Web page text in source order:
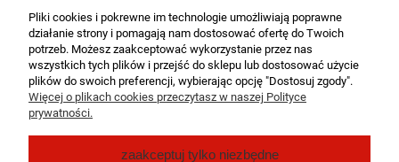
cebulę surową, od której odznacza się głębszym smakiem i o wiele
lepszym zapachem, z 10 dag suszu po namoczeniu uzyskuje ise 40
dag produktu.
Surowiec zawiera naturalnie występujące w warzywie związki
siarki.
Pomoc
Pliki cookies i pokrewne im technologie umożliwiają poprawne
działanie strony i pomagają nam dostosować ofertę do Twoich
potrzeb. Możesz zaakceptować wykorzystanie przez nas
wszystkich tych plików i przejść do sklepu lub dostosować użycie
plików do swoich preferencji, wybierając opcję "Dostosuj zgody".
Więcej o plikach cookies przeczytasz w naszej Polityce
prywatności.
zaakceptuj tylko niezbędne